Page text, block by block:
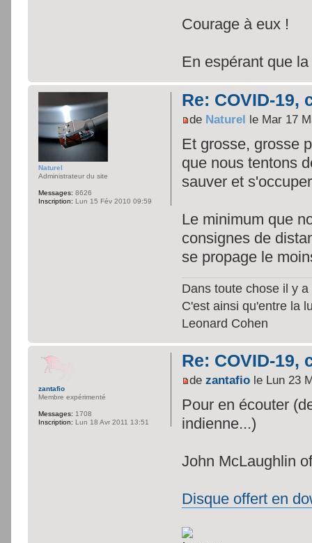
Courage à eux !
En espérant que
Re: COVID-19,
de Naturel le Mar 17
Et grosse, grosse
que nous tentons
sauver et
Le minimum que
consignes de
se propage le
Dans toute chose il y
C'est ainsi qu'entre la
Leonard Cohen
Naturel
Administrateur du site
Messages: 8626
Inscription: Lun 15 Fév 2010 09:59
Re: COVID-19,
dezantafio le Lun 23
Pour en écouter
indienne...)
John McLaughlin
Disque offert en
zantafio
Membre expérimenté
Messages: 1708
Inscription: Lun 18 Avr 2011 13:51